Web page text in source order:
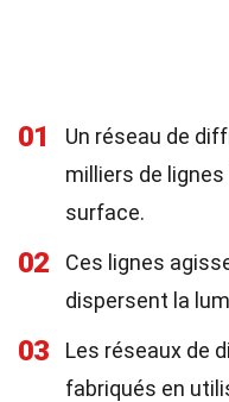
01
Un réseau de
milliers de
surface.
02
Ces lignes
dispersent la
03
Les réseaux de
fabriqués en